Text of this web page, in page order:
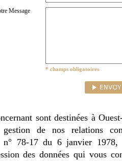
Message
* champs obligatoires
sont destinées à
de nos relations
78-17 du 6 janvier 1978,
des données qui vous